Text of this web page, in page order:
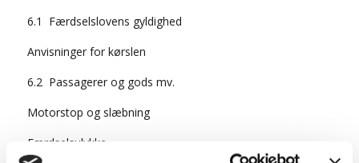
6.1 Færdselslovens gyldighed
Anvisninger for kørslen
6.2 Passagerer og gods mv.
Motorstop og slæbning
Færdselsulykke